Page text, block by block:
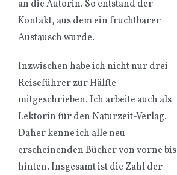
an die Autorin. So entstand der
Kontakt, aus dem ein fruchtbarer
Austausch wurde.
Inzwischen habe ich nicht nur drei
Reiseführer zur Hälfte
mitgeschrieben. Ich arbeite auch als
Lektorin für den Naturzeit-Verlag.
Daher kenne ich alle neu
erscheinenden Bücher von vorne bis
hinten. Insgesamt ist die Zahl der